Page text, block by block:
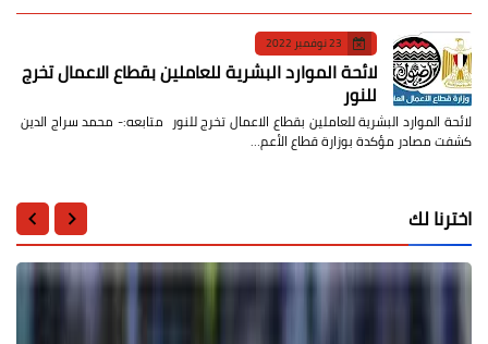
23 نوفمبر 2022
لائحة الموارد البشرية للعاملين بقطاع الاعمال تخرج
للنور
لائحة الموارد البشرية للعاملين بقطاع الاعمال تخرج للنور متابعه:- محمد سراج الدين
كشفت مصادر مؤكدة بوزارة قطاع الأعم…
اخترنا لك